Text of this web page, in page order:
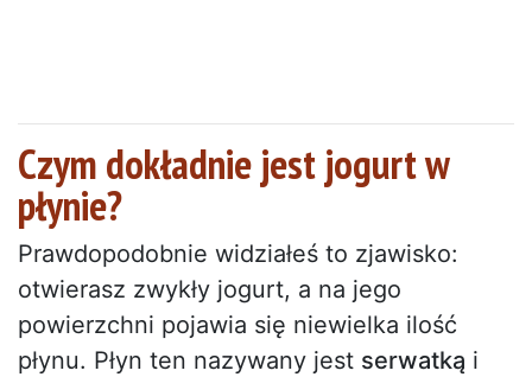
Czym dokładnie jest jogurt w
płynie?
Prawdopodobnie widziałeś to zjawisko:
otwierasz zwykły jogurt, a na jego
powierzchni pojawia się niewielka ilość
płynu. Płyn ten nazywany jest serwatką i